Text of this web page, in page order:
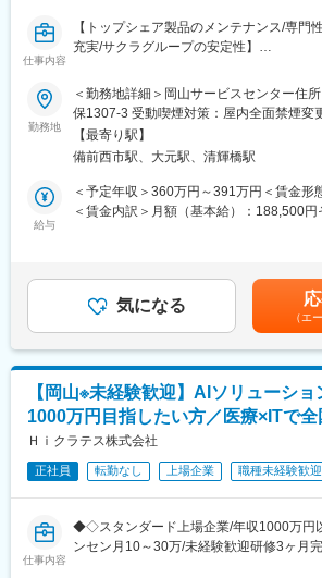
仕事内容
【トップシェア製品のメンテナンス/専門
充実/サクラグループの安定性】
同社は、病院や研究機関で使われる医療
るための技術サービス」を提供するエンジ
同社が扱う機器は、大きく分けて以下の2
・滅菌装置
手術で使用されたハサミやメスなどの医
完全に無菌状態にする装置です。病院で
がんなどの病気を調べるため、組織や細
装置や、検査用標本を作製する機器です
に、高い精度と安定性が求められます。
具合を直す」のが役割です。
■1日の働き方イメージ
・1日あたり1～2件の施設を訪問
・入社後約1年を目安に社用車を貸与
・社用車での直行直帰が可能です
■緊急対応・働き方について
・緊急連絡はカスタマーセンターを経由
・夜間の突発的な呼び出しはほとんどあり
勤務地
＜勤務地詳細＞岡山サービスセンター住
保1307-3 受動喫煙対策：屋内全面禁煙変
事業所
【最寄り駅】
備前西市駅、大元駅、清輝橋駅
給与
＜予定年収＞360万円～391万円＜賃金形
＜賃金内訳＞月額（基本給）：188,500円
家族手当（子供8,000円/人、両親3,000円
ア手当9,000円(入社5年後人事評価後2万
安の金額であり、選考を通じて上下する可
(月額)は固定手当を含めた表記です。
気になる
（エ
【岡山※未経験歓迎】AIソリューシ
1000万円目指したい方／医療×ITで全
Ｈｉクラテス株式会社
正社員 転勤なし 上場企業 職種未経験歓迎
仕事内容
◆◇スタンダード上場企業/年収1000万円
ンセン月10～30万/未経験歓迎研修3ヶ月